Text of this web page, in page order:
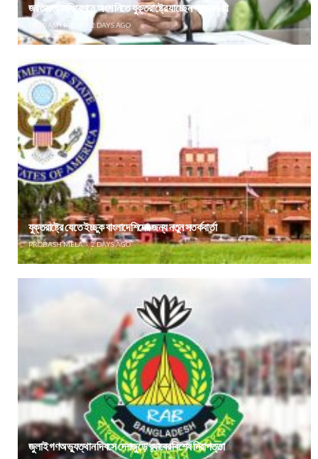
জাতিসংঘ অধিবেশনে অংশ নিতে যুক্তরাষ্ট্রে যাচ্ছেন প্রধানমন্ত্রী
PROBASH MELA 2 DAYS AGO
যুক্তরাষ্ট্রে যেতে ইচ্ছুক বাংলাদেশিদের জন্য নতুন সতর্কবার্তা
PROBASH MELA 2 DAYS AGO
জুলাই গণঅভ্যুত্থান দিবসে দেশজুড়ে র‌্যাবের বিশেষ নিরাপত্তা